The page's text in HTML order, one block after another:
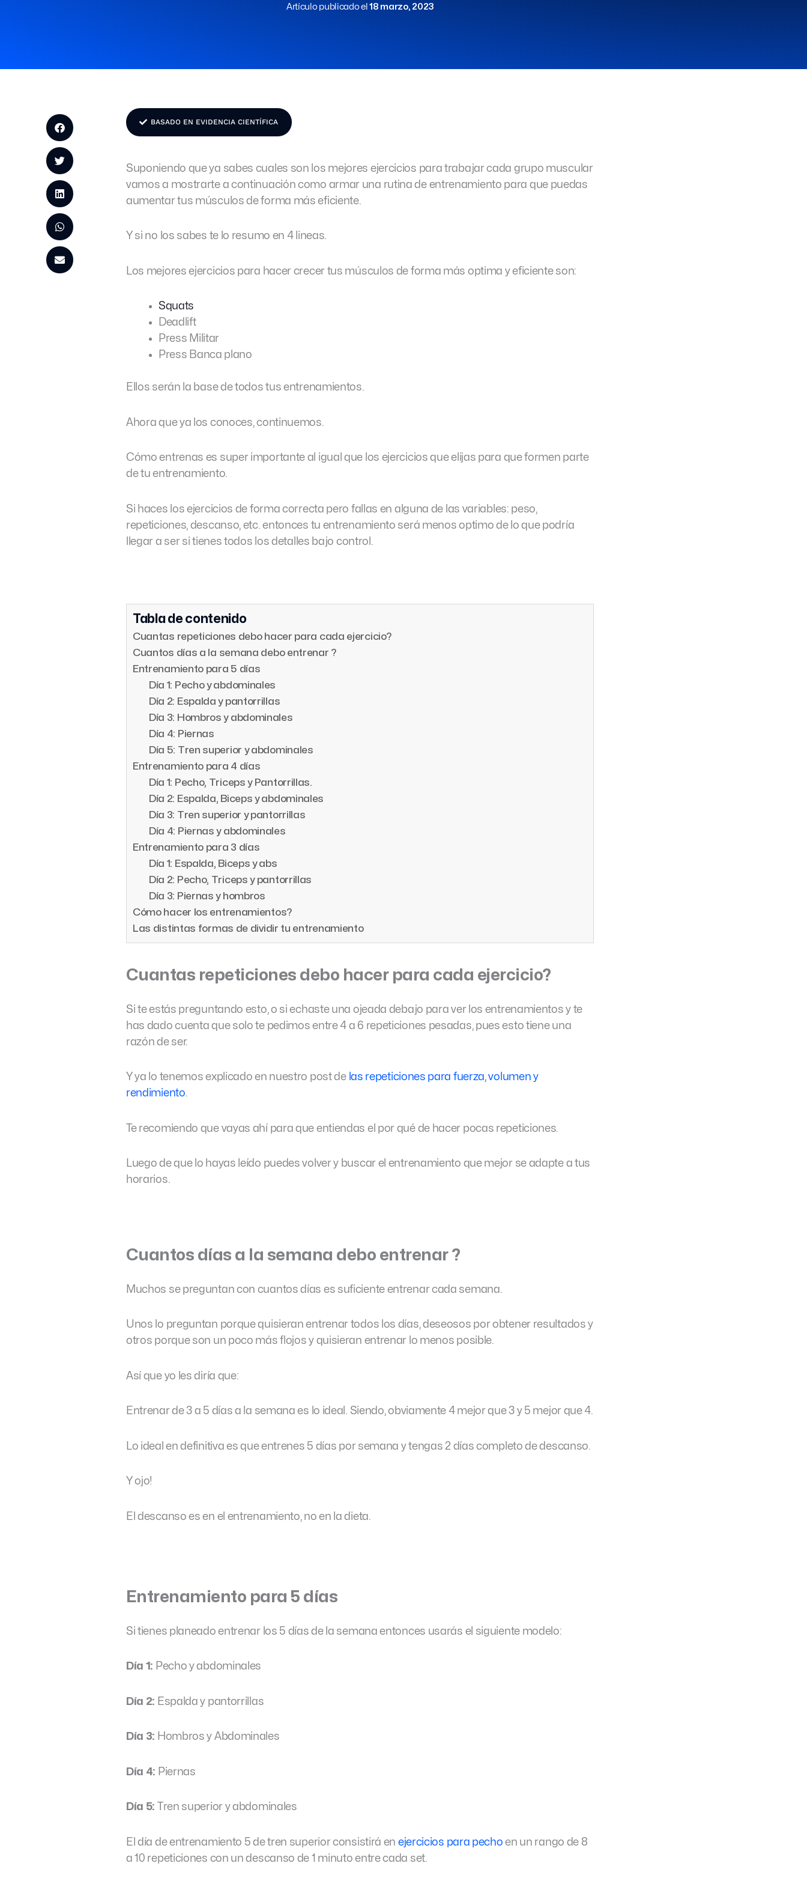
Artículo publicado el18 marzo, 2023
BASADO EN EVIDENCIA CIENTÍFICA
Suponiendo que ya sabes cuales son los mejores ejercicios para trabajar cada grupo muscular
vamos a mostrarte a continuación como armar una rutina de entrenamiento para que puedas
aumentar tus músculos de forma más eficiente.
Y si no los sabes te lo resumo en 4 lineas.
Los mejores ejercicios para hacer crecer tus músculos de forma más optima y eficiente son:
Squats
Deadlift
Press Militar
Press Banca plano
Ellos serán la base de todos tus entrenamientos.
Ahora que ya los conoces, continuemos.
Cómo entrenas es super importante al igual que los ejercicios que elijas para que formen parte
de tu entrenamiento.
Si haces los ejercicios de forma correcta pero fallas en alguna de las variables: peso,
repeticiones, descanso, etc. entonces tu entrenamiento será menos optimo de lo que podría
llegar a ser si tienes todos los detalles bajo control.
Tabla de contenido
Cuantas repeticiones debo hacer para cada ejercicio?
Cuantos días a la semana debo entrenar ?
Entrenamiento para 5 días
Día 1: Pecho y abdominales
Día 2: Espalda y pantorrillas
Día 3: Hombros y abdominales
Día 4: Piernas
Día 5: Tren superior y abdominales
Entrenamiento para 4 días
Día 1: Pecho, Triceps y Pantorrillas.
Día 2: Espalda, Biceps y abdominales
Día 3: Tren superior y pantorrillas
Día 4: Piernas y abdominales
Entrenamiento para 3 días
Día 1: Espalda, Biceps y abs
Día 2: Pecho, Triceps y pantorrillas
Día 3: Piernas y hombros
Cómo hacer los entrenamientos?
Las distintas formas de dividir tu entrenamiento
Cuantas repeticiones debo hacer para cada ejercicio?
Si te estás preguntando esto, o si echaste una ojeada debajo para ver los entrenamientos y te
has dado cuenta que solo te pedimos entre 4 a 6 repeticiones pesadas, pues esto tiene una
razón de ser.
Y ya lo tenemos explicado en nuestro post de las repeticiones para fuerza, volumen y
rendimiento.
Te recomiendo que vayas ahí para que entiendas el por qué de hacer pocas repeticiones.
Luego de que lo hayas leído puedes volver y buscar el entrenamiento que mejor se adapte a tus
horarios.
Cuantos días a la semana debo entrenar ?
Muchos se preguntan con cuantos días es suficiente entrenar cada semana.
Unos lo preguntan porque quisieran entrenar todos los días, deseosos por obtener resultados y
otros porque son un poco más flojos y quisieran entrenar lo menos posible.
Así que yo les diría que:
Entrenar de 3 a 5 días a la semana es lo ideal. Siendo, obviamente 4 mejor que 3 y 5 mejor que 4.
Lo ideal en definitiva es que entrenes 5 días por semana y tengas 2 días completo de descanso.
Y ojo!
El descanso es en el entrenamiento, no en la dieta.
Entrenamiento para 5 días
Si tienes planeado entrenar los 5 días de la semana entonces usarás el siguiente modelo:
Día 1: Pecho y abdominales
Día 2: Espalda y pantorrillas
Día 3: Hombros y Abdominales
Día 4: Piernas
Día 5: Tren superior y abdominales
El día de entrenamiento 5 de tren superior consistirá en ejercicios para pecho en un rango de 8
a 10 repeticiones con un descanso de 1 minuto entre cada set.